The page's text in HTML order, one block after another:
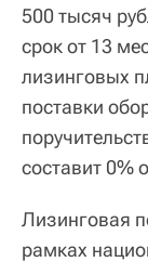
500 тысяч
срок от 13
лизинговых
поставки
составит 0%
Лизинговая
рамках